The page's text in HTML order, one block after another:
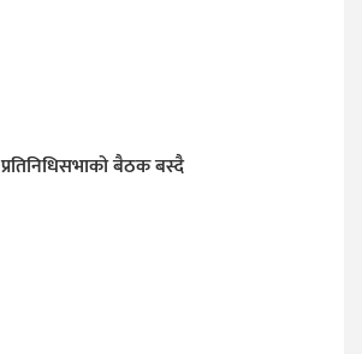
प्रतिनिधिसभाको बैठक बस्दै